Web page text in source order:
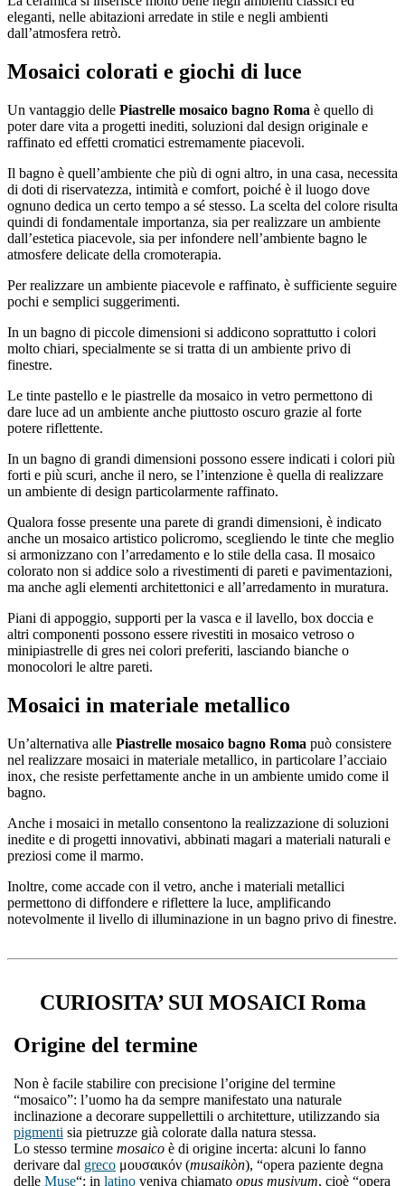
eleganti, nelle abitazioni arredate in stile e negli ambienti
dall’atmosfera retrò.
Mosaici colorati e giochi di luce
Un vantaggio delle Piastrelle mosaico bagno Roma è quello di
poter dare vita a progetti inediti, soluzioni dal design originale e
raffinato ed effetti cromatici estremamente piacevoli.
Il bagno è quell’ambiente che più di ogni altro, in una casa, necessita
di doti di riservatezza, intimità e comfort, poiché è il luogo dove
ognuno dedica un certo tempo a sé stesso. La scelta del colore risulta
quindi di fondamentale importanza, sia per realizzare un ambiente
dall’estetica piacevole, sia per infondere nell’ambiente bagno le
atmosfere delicate della cromoterapia.
Per realizzare un ambiente piacevole e raffinato, è sufficiente seguire
pochi e semplici suggerimenti.
In un bagno di piccole dimensioni si addicono soprattutto i colori
molto chiari, specialmente se si tratta di un ambiente privo di
finestre.
Le tinte pastello e le piastrelle da mosaico in vetro permettono di
dare luce ad un ambiente anche piuttosto oscuro grazie al forte
potere riflettente.
In un bagno di grandi dimensioni possono essere indicati i colori più
forti e più scuri, anche il nero, se l’intenzione è quella di realizzare
un ambiente di design particolarmente raffinato.
Qualora fosse presente una parete di grandi dimensioni, è indicato
anche un mosaico artistico policromo, scegliendo le tinte che meglio
si armonizzano con l’arredamento e lo stile della casa. Il mosaico
colorato non si addice solo a rivestimenti di pareti e pavimentazioni,
ma anche agli elementi architettonici e all’arredamento in muratura.
Piani di appoggio, supporti per la vasca e il lavello, box doccia e
altri componenti possono essere rivestiti in mosaico vetroso o
minipiastrelle di gres nei colori preferiti, lasciando bianche o
monocolori le altre pareti.
Mosaici in materiale metallico
Un’alternativa alle Piastrelle mosaico bagno Roma può consistere
nel realizzare mosaici in materiale metallico, in particolare l’acciaio
inox, che resiste perfettamente anche in un ambiente umido come il
bagno.
Anche i mosaici in metallo consentono la realizzazione di soluzioni
inedite e di progetti innovativi, abbinati magari a materiali naturali e
preziosi come il marmo.
Inoltre, come accade con il vetro, anche i materiali metallici
permettono di diffondere e riflettere la luce, amplificando
notevolmente il livello di illuminazione in un bagno privo di finestre.
CURIOSITA’ SUI MOSAICI Roma
Origine del termine
Non è facile stabilire con precisione l’origine del termine
“mosaico”: l’uomo ha da sempre manifestato una naturale
inclinazione a decorare suppellettili o architetture, utilizzando sia
pigmenti sia pietruzze già colorate dalla natura stessa.
Lo stesso termine mosaico è di origine incerta: alcuni lo fanno
derivare dal greco μουσαικόν (musaikòn), “opera paziente degna
delle Muse“; in latino veniva chiamato opus musivum, cioè “opera